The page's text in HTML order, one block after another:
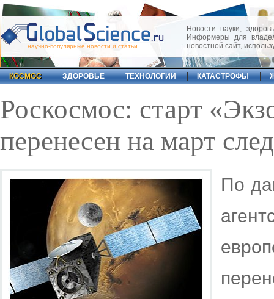
научно-популярные новости и статьи
Новости науки,
Информеры для
новостной сайт,
КОСМОС ЗДОРОВЬЕ ТЕХНОЛОГИИ КАТАСТРОФЫ
Роскосмос: старт
перенесен на март
По